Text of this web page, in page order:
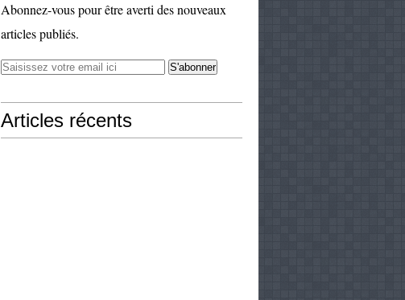
Abonnez-vous pour être averti des nouveaux
articles publiés.
Articles récents